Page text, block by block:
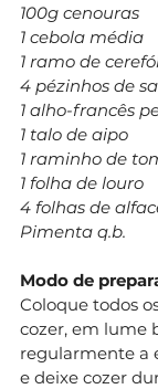
100g cenouras
1 cebola média
1 ramo de
4 pézinhos de
1 alho-francês
1 talo de aipo
1 raminho de
1 folha de louro
4 folhas de
Pimenta q.b.
Modo de
Coloque todos
cozer, em lume
regularmente a
e deixe cozer